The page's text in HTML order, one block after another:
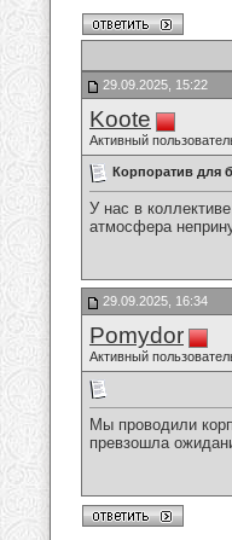
29.09.2025, 15:22
Koote
Активный
Корпоратив для
У нас в
атмосфера
29.09.2025, 16:34
Pomydor
Активный
Мы проводили
превзошла